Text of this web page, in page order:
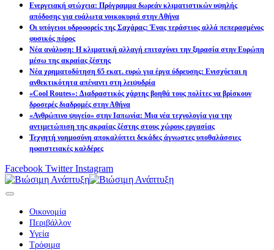
Ενεργειακή φτώχεια: Πρόγραμμα δωρεάν κλιματιστικών υψηλής
απόδοσης για ευάλωτα νοικοκυριά στην Αθήνα
Οι υπόγειοι υδροφορείς της Σαχάρας: Ένας τεράστιος αλλά πεπερασμένος
φυσικός πόρος
Νέα ανάλυση: Η κλιματική αλλαγή επιταχύνει την ξηρασία στην Ευρώπη
μέσω της ακραίας ζέστης
Νέα χρηματοδότηση 65 εκατ. ευρώ για έργα ύδρευσης: Ενισχύεται η
ανθεκτικότητα απέναντι στη λειψυδρία
«Cool Routes»: Διαδραστικός χάρτης βοηθά τους πολίτες να βρίσκουν
δροσερές διαδρομές στην Αθήνα
«Ανθρώπινο ψυγείο» στην Ιαπωνία: Μια νέα τεχνολογία για την
αντιμετώπιση της ακραίας ζέστης στους χώρους εργασίας
Τεχνητή νοημοσύνη αποκαλύπτει δεκάδες άγνωστες υποθαλάσσιες
ηφαιστειακές καλδέρες
Facebook Twitter Instagram
Οικονομία
Περιβάλλον
Υγεία
Τρόφιμα